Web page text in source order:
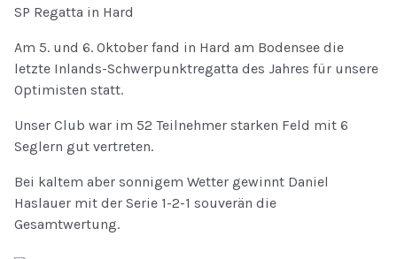
SP Regatta in Hard
Am 5. und 6. Oktober fand in Hard am Bodensee die
letzte Inlands-Schwerpunktregatta des Jahres für unsere
Optimisten statt.
Unser Club war im 52 Teilnehmer starken Feld mit 6
Seglern gut vertreten.
Bei kaltem aber sonnigem Wetter gewinnt Daniel
Haslauer mit der Serie 1-2-1 souverän die
Gesamtwertung.